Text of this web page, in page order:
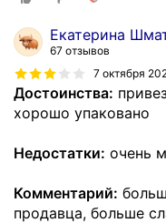
Екатерина
67 отзывов
7 октября
Достоинства:
хорошо упаковано
Недостатки: очень
Комментарий:
продавца, больше